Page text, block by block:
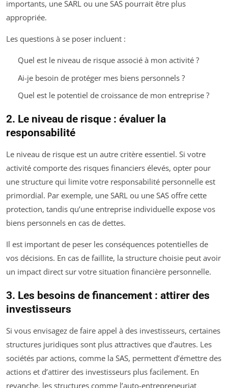
importants, une SARL ou une SAS pourrait être plus
appropriée.
Les questions à se poser incluent :
Quel est le niveau de risque associé à mon activité ?
Ai-je besoin de protéger mes biens personnels ?
Quel est le potentiel de croissance de mon entreprise ?
2. Le niveau de risque : évaluer la
responsabilité
Le niveau de risque est un autre critère essentiel. Si votre
activité comporte des risques financiers élevés, opter pour
une structure qui limite votre responsabilité personnelle est
primordial. Par exemple, une SARL ou une SAS offre cette
protection, tandis qu’une entreprise individuelle expose vos
biens personnels en cas de dettes.
Il est important de peser les conséquences potentielles de
vos décisions. En cas de faillite, la structure choisie peut avoir
un impact direct sur votre situation financière personnelle.
3. Les besoins de financement : attirer des
investisseurs
Si vous envisagez de faire appel à des investisseurs, certaines
structures juridiques sont plus attractives que d’autres. Les
sociétés par actions, comme la SAS, permettent d’émettre des
actions et d’attirer des investisseurs plus facilement. En
revanche, les structures comme l’auto-entrepreneuriat